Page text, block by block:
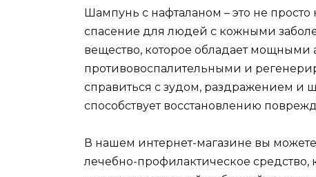
Шампунь с нафталаном – это не просто
спасение для людей с кожными
вещество, которое обладает мощными
противовоспалительными и
справиться с зудом, раздражением и
способствует восстановлению
В нашем интернет-магазине вы
лечебно-профилактическое